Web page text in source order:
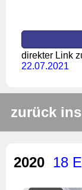
direkter Link
22.07.2021
zurück
2020 18